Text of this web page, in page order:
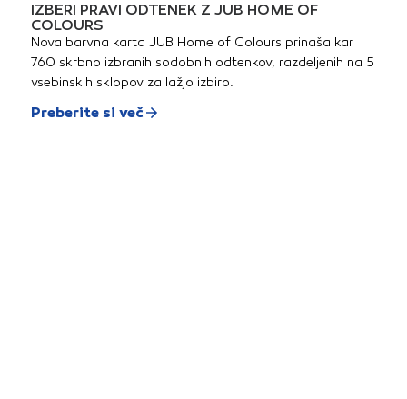
IZBERI PRAVI ODTENEK Z JUB HOME OF
COLOURS
Nova barvna karta JUB Home of Colours prinaša kar
760 skrbno izbranih sodobnih odtenkov, razdeljenih na 5
vsebinskih sklopov za lažjo izbiro.
Preberite si več